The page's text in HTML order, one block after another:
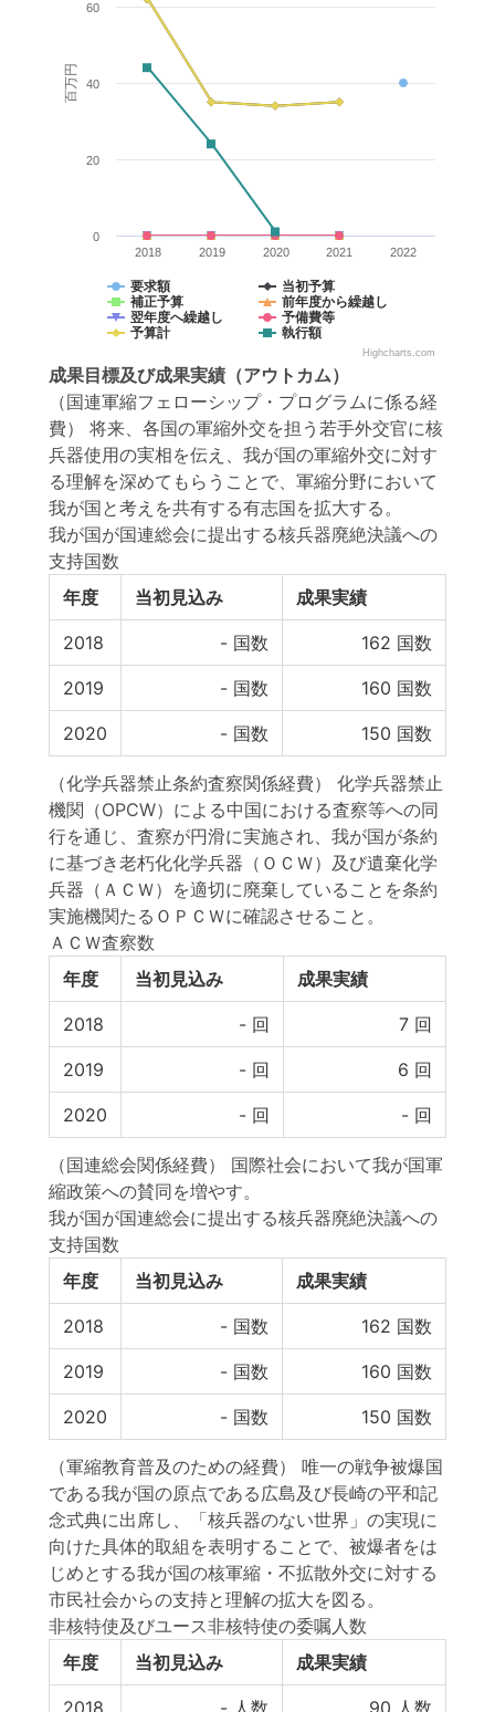
百万円
要求額
当初予算
補正予算
前年度から繰越し
翌年度へ繰越し
予備費等
予算計
執行額
2018 2019 2020 2021 2022
0
20
40
60
Highcharts.com
成果目標及び成果実績 （アウトカム）
（国連軍縮フェローシップ・プログラムに係る経
費） 将来、各国の軍縮外交を担う若手外交官に核
兵器使用の実相を伝え、我が国の軍縮外交に対す
る理解を深めてもらうことで、軍縮分野において
我が国と考えを共有する有志国を拡大する。
我が国が国連総会に提出する核兵器廃絶決議への
支持国数
年度
当初見込み 成果実績
2018 - 国数 162 国数
2019 - 国数 160 国数
2020 - 国数 150 国数
（化学兵器禁止条約査察関係経費） 化学兵器禁止
機関（OPCW）による中国における査察等への同
行を通じ、査察が円滑に実施され、我が国が条約
に基づき老朽化化学兵器（ＯＣＷ）及び遺棄化学
兵器（ＡＣＷ）を適切に廃棄していることを条約
実施機関たるＯＰＣＷに確認させること。
ＡＣＷ査察数
年度
当初見込み 成果実績
2018 - 回 7 回
2019 - 回 6 回
2020 - 回 - 回
（国連総会関係経費） 国際社会において我が国軍
縮政策への賛同を増やす。
我が国が国連総会に提出する核兵器廃絶決議への
支持国数
年度
当初見込み 成果実績
2018 - 国数 162 国数
2019 - 国数 160 国数
2020 - 国数 150 国数
（軍縮教育普及のための経費） 唯一の戦争被爆国
である我が国の原点である広島及び長崎の平和記
念式典に出席し、「核兵器のない世界」の実現に
向けた具体的取組を表明することで、被爆者をは
じめとする我が国の核軍縮・不拡散外交に対する
市民社会からの支持と理解の拡大を図る。
非核特使及びユース非核特使の委嘱人数
年度
当初見込み 成果実績
2018 - 人数 90 人数